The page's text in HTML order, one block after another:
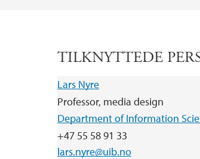
TILKNYTTEDE
Lars Nyre
Professor, media design
Department of Information
+47 55 58 91 33
lars.nyre@uib.no